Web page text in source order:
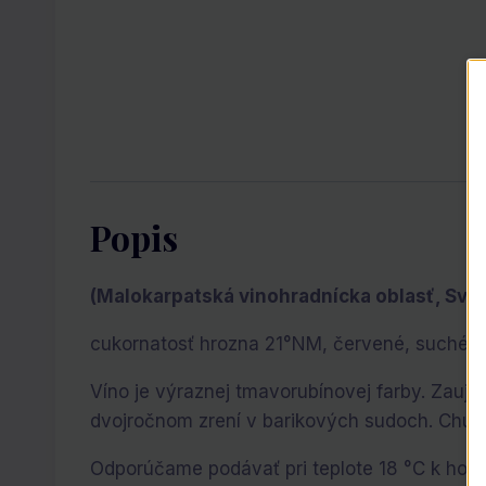
Popis
(Malokarpatská vinohradnícka oblasť, Sv.
cukornatosť hrozna 21°NM, červené, suché
Víno je výraznej tmavorubínovej farby.
dvojročnom zrení v barikových sudoch.
Odporúčame podávať pri teplote 18 °C k